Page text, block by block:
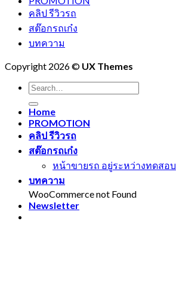
คลิป รีวิวรถ
สต๊อกรถเก๋ง
บทความ
Copyright 2026 © UX Themes
Home
PROMOTION
คลิป รีวิวรถ
สต๊อกรถเก๋ง
หน้าขายรถ อยู่ระหว่างทดสอบ
บทความ
WooCommerce not Found
Newsletter